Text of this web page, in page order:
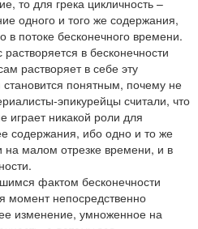
то для грека цикличность –
одного и того же содержания,
в потоке бесконечного времени.
в бесконечности
растворяет в себе эту
понятным, почему не
эпикурейцы считали, что
играет никакой роли для
содержания, ибо одно и то же
на малом отрезке времени, и в
фактом бесконечности
момент непосредственно
изменение, умноженное на